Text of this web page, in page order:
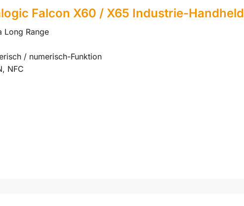
Falcon X60 / X65 Industrie-Handheld
Long Range
/ numerisch-Funktion
NFC